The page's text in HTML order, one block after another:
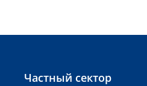
Частный сектор